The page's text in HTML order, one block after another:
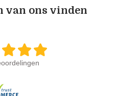
van ons vinden